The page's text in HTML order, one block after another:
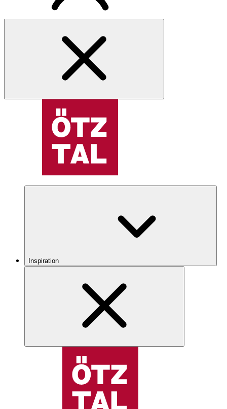
Inspiration